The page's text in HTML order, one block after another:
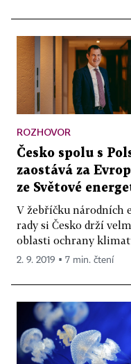
ROZHOVOR
Česko spolu s
zaostává za
ze Světové
V žebříčku národních
rady si Česko drží
oblasti ochrany
2. 9. 2019 ▪ 7 min. čtení